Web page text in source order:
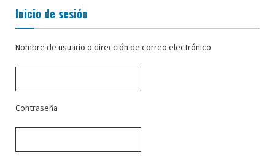
Inicio de sesión
Nombre de usuario o dirección de correo electrónico
Contraseña